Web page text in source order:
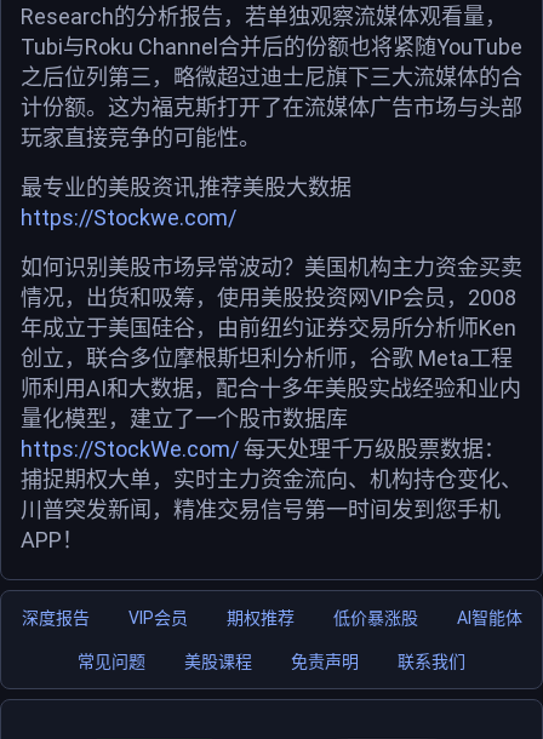
Research的分析报告，若单独观察流媒体观看量，
Tubi与Roku Channel合并后的份额也将紧随YouTube
之后位列第三，略微超过迪士尼旗下三大流媒体的合
计份额。这为福克斯打开了在流媒体广告市场与头部
玩家直接竞争的可能性。
最专业的美股资讯,推荐美股大数据
https://Stockwe.com/
如何识别美股市场异常波动？美国机构主力资金买卖
情况，出货和吸筹，使用美股投资网VIP会员，2008
年成立于美国硅谷，由前纽约证券交易所分析师Ken
创立，联合多位摩根斯坦利分析师，谷歌 Meta工程
师利用AI和大数据，配合十多年美股实战经验和业内
量化模型，建立了一个股市数据库
https://StockWe.com/每天处理千万级股票数据：
捕捉期权大单，实时主力资金流向、机构持仓变化、
川普突发新闻，精准交易信号第一时间发到您手机
APP！
深度报告 VIP会员 期权推荐 低价暴涨股 AI智能体
常见问题 美股课程 免责声明 联系我们